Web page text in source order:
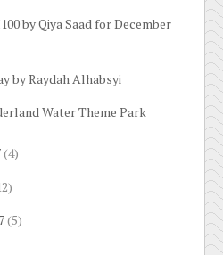
by Qiya Saad for December
by Raydah Alhabsyi
Water Theme Park
(4)
(5)